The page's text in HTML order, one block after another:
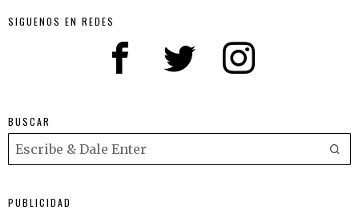
SIGUENOS EN REDES
BUSCAR
PUBLICIDAD